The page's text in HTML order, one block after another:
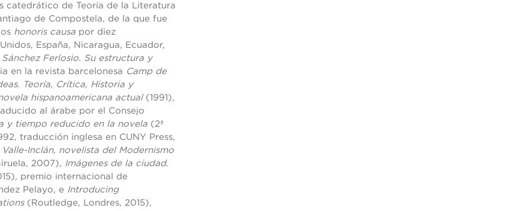
catedrático de Teoría de la Literatura
de Compostela, de la que fue
honoris causa por diez
España, Nicaragua, Ecuador,
Ferlosio. Su estructura y
en la revista barcelonesa Camp de
Teoría, Crítica, Historia y
hispanoamericana actual (1991),
al árabe por el Consejo
y tiempo reducido en la novela (2ª
traducción inglesa en CUNY Press,
Valle-Inclán, novelista del Modernismo
2007), Imágenes de la ciudad.
premio internacional de
Pelayo, e Introducing
(Routledge, Londres, 2015),